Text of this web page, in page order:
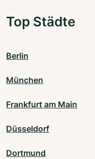
Top Städte
Berlin
München
Frankfurt am Main
Düsseldorf
Dortmund